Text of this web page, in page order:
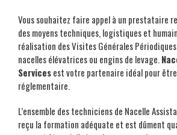
Vous souhaitez faire appel à un prestataire
des moyens techniques, logistiques et
réalisation des Visites Générales
nacelles élévatrices ou engins de levage.
Servicesest votre partenaire idéal pour
réglementaire.
L’ensemble des techniciens de Nacelle
reçu la formation adéquate et est dûment